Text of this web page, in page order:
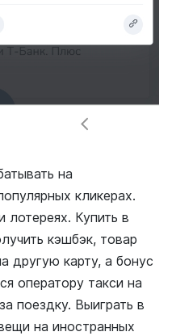
на
кликерах.
лотереях. Купить в
кэшбэк, товар
другую карту, а бонус
оператору такси на
поездку. Выиграть в
на иностранных